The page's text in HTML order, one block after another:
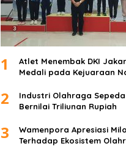
1
Atlet Menembak DKI
Medali pada Kejuaraan
2
Industri Olahraga
Bernilai Triliunan Rupiah
3
Wamenpora Apresiasi
Terhadap Ekosistem